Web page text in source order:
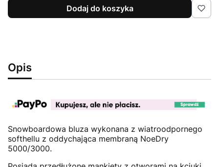
Dodaj do koszyka
Opis
Snowboardowa bluza wykonana z wiatroodpornego
softhellu z oddychająca membraną NoeDry
5000/3000.